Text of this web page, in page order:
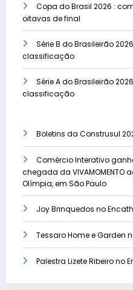
Copa do Brasil 2026 :
oitavas de final
Série B do Brasileirão
classificação
Série A do Brasileirão
classificação
Boletins da Construsul
Comércio Interativo
chegada da VIVAMOMENTO
Olímpia, em São Paulo
Joy Brinquedos no
Tessaro Home e Garden
Palestra Lizete Ribeiro no